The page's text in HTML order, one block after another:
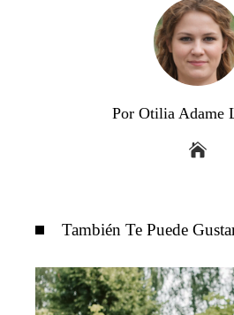
Por Otilia Adame
También Te Puede